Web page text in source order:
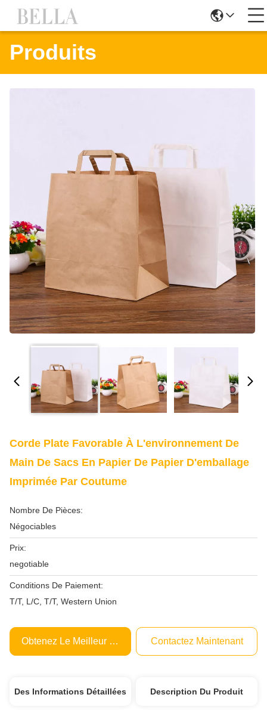
Produits
Corde Plate Favorable À L'environnement De
Main De Sacs En Papier De Papier D'emballage
Imprimée Par Coutume
Nombre De Pièces:
Négociables
Prix:
negotiable
Conditions De Paiement:
T/T, L/C, T/T, Western Union
Obtenez Le Meilleur Prix Contactez Maintenant
Des Informations Détaillées Description Du Produit